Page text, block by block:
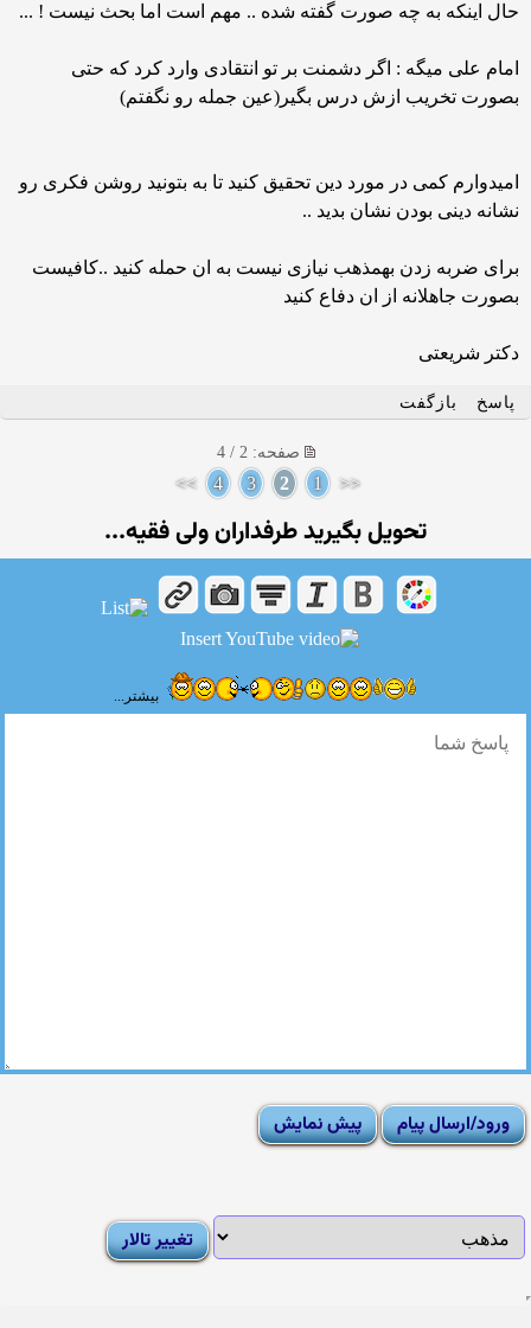
حال اینکه به چه صورت گفته شده .. مهم است اما بحث نیست ! ...
امام علی میگه : اگر دشمنت بر تو انتقادی وارد کرد که حتی
بصورت تخریب ازش درس بگیر(عین جمله رو نگفتم)
امیدوارم کمی در مورد دین تحقیق کنید تا به بتونید روشن فکری رو
نشانه دینی بودن نشان بدید ..
برای ضربه زدن بهمذهب نیازی نیست به ان حمله کنید ..کافیست
بصورت جاهلانه از ان دفاع کنید
دکتر شریعتی
پاسخ بازگفت
صفحه: 2 / 4
<<
1
2
3
4
>>
تحویل بگیرید طرفداران ولی فقیه...
بیشتر...